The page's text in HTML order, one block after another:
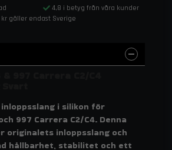
4,8 i betyg från våra kunder
gäller endast Sverige
i silikon för
997 Carrera C2/C4. Denna
originalets inloppsslang och
hållbarhet, stabilitet och ett